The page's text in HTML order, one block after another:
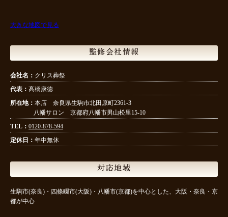
大きな地図で見る
監修会社情報
会社名： クリス葬祭
代表： 髙橋康徳
所在地： 本店 奈良県生駒市北田原町2361-3
八幡サロン 京都府八幡市男山松里15-10
TEL： 0120-878-594
定休日： 年中無休
対応地域
生駒市(奈良)・四條畷市(大阪)・八幡市(京都)を中心とした、大阪・奈良・京
都が中心